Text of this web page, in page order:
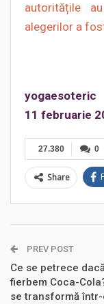
autoritățile
alegerilor a
yogaesoteric
11 februarie
0
27.380
Share
PREV POST
Ce se petrece
fierbem Coca-
se transformă într-